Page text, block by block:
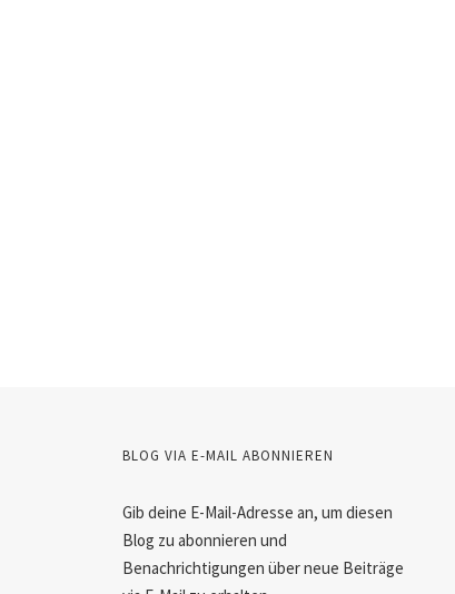
BLOG VIA E-MAIL ABONNIEREN
Gib deine E-Mail-Adresse an, um diesen
Blog zu abonnieren und
Benachrichtigungen über neue Beiträge